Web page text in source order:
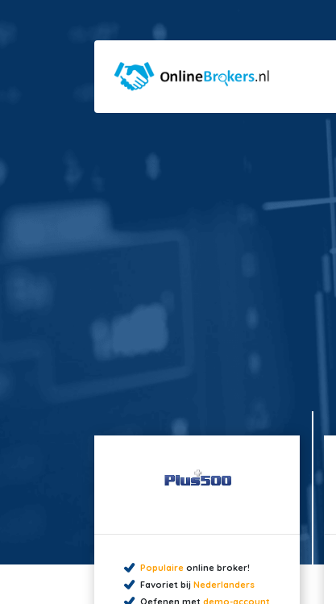
Populaire online broker!
Favoriet bij Nederlanders
Oefenen met demo-account